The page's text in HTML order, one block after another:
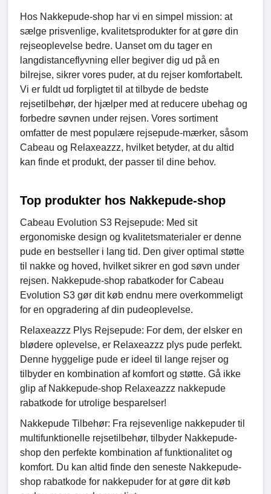
Hos Nakkepude-shop har vi en simpel mission: at
sælge prisvenlige, kvalitetsprodukter for at gøre din
rejseoplevelse bedre. Uanset om du tager en
langdistanceflyvning eller begiver dig ud på en
bilrejse, sikrer vores puder, at du rejser komfortabelt.
Vi er fuldt ud forpligtet til at tilbyde de bedste
rejsetilbehør, der hjælper med at reducere ubehag og
forbedre søvnen under rejsen. Vores sortiment
omfatter de mest populære rejsepude-mærker, såsom
Cabeau og Relaxeazzz, hvilket betyder, at du altid
kan finde et produkt, der passer til dine behov.
Top produkter hos Nakkepude-shop
Cabeau Evolution S3 Rejsepude: Med sit
ergonomiske design og kvalitetsmaterialer er denne
pude en bestseller i lang tid. Den giver optimal støtte
til nakke og hoved, hvilket sikrer en god søvn under
rejsen. Nakkepude-shop rabatkoder for Cabeau
Evolution S3 gør dit køb endnu mere overkommeligt
for en opgradering af din pudeoplevelse.
Relaxeazzz Plys Rejsepude: For dem, der elsker en
blødere oplevelse, er Relaxeazzz plys pude perfekt.
Denne hyggelige pude er ideel til lange rejser og
tilbyder en kombination af komfort og støtte. Gå ikke
glip af Nakkepude-shop Relaxeazzz nakkepude
rabatkode for utrolige besparelser!
Nakkepude Tilbehør: Fra rejsevenlige nakkepuder til
multifunktionelle rejsetilbehør, tilbyder Nakkepude-
shop den perfekte kombination af funktionalitet og
komfort. Du kan altid finde den seneste Nakkepude-
shop rabatkode for nakkepuder for at gøre dit køb